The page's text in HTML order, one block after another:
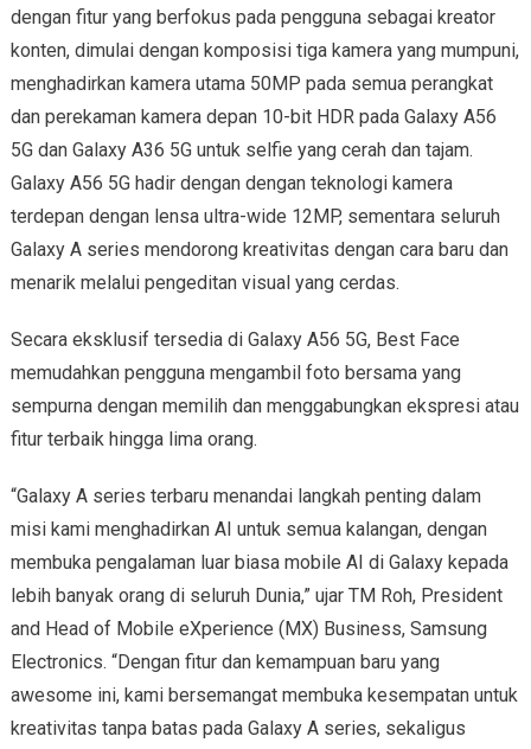
dengan fitur yang berfokus pada pengguna sebagai kreator
konten, dimulai dengan komposisi tiga kamera yang mumpuni,
menghadirkan kamera utama 50MP pada semua perangkat
dan perekaman kamera depan 10-bit HDR pada Galaxy A56
5G dan Galaxy A36 5G untuk selfie yang cerah dan tajam.
Galaxy A56 5G hadir dengan dengan teknologi kamera
terdepan dengan lensa ultra-wide 12MP, sementara seluruh
Galaxy A series mendorong kreativitas dengan cara baru dan
menarik melalui pengeditan visual yang cerdas.
Secara eksklusif tersedia di Galaxy A56 5G, Best Face
memudahkan pengguna mengambil foto bersama yang
sempurna dengan memilih dan menggabungkan ekspresi atau
fitur terbaik hingga lima orang.
“Galaxy A series terbaru menandai langkah penting dalam
misi kami menghadirkan AI untuk semua kalangan, dengan
membuka pengalaman luar biasa mobile AI di Galaxy kepada
lebih banyak orang di seluruh Dunia,” ujar TM Roh, President
and Head of Mobile eXperience (MX) Business, Samsung
Electronics. “Dengan fitur dan kemampuan baru yang
awesome ini, kami bersemangat membuka kesempatan untuk
kreativitas tanpa batas pada Galaxy A series, sekaligus